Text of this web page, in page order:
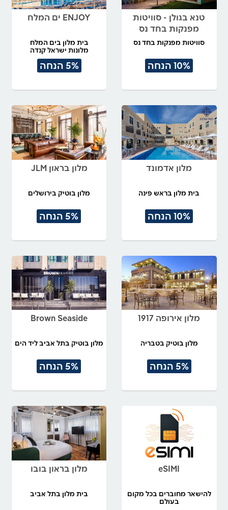
טנא בגולן - סוויטות
מפנקות בחד נס
סוויטות מפנקות בחד נס
10% הנחה
ENJOY ים המלח
בית מלון בים המלח
מלונות ישראל קנדה
5% הנחה
מלון אדמונד
בית מלון בראש פינה
10% הנחה
מלון בראון JLM
מלון בוטיק בירושלים
5% הנחה
מלון אירופה 1917
מלון בוטיק בטבריה
5% הנחה
Brown Seaside
מלון בוטיק בתל אביב ליד הים
5% הנחה
eSIMI
להישאר מחוברים בכל מקום
בעולם
מלון בראון בובו
בית מלון בתל אביב